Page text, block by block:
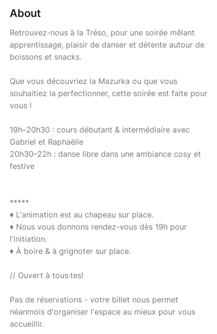
About
Retrouvez-nous à la Tréso, pour une soirée mêlant
apprentissage, plaisir de danser et détente autour de
boissons et snacks.
Que vous découvriez la Mazurka ou que vous
souhaitiez la perfectionner, cette soirée est faite pour
vous !
19h–20h30 : cours débutant & intermédiaire avec
Gabriel et Raphaëlle
20h30–22h : danse libre dans une ambiance cosy et
festive
*****
♦ L'animation est au chapeau sur place.
♦ Nous vous donnons rendez-vous dès 19h pour
l'initiation.
♦ À boire & à grignoter sur place.
// Ouvert à tous·tes!
Pas de réservations - votre billet nous permet
néanmois d'organiser l'espace au mieux pour vous
accueillir.